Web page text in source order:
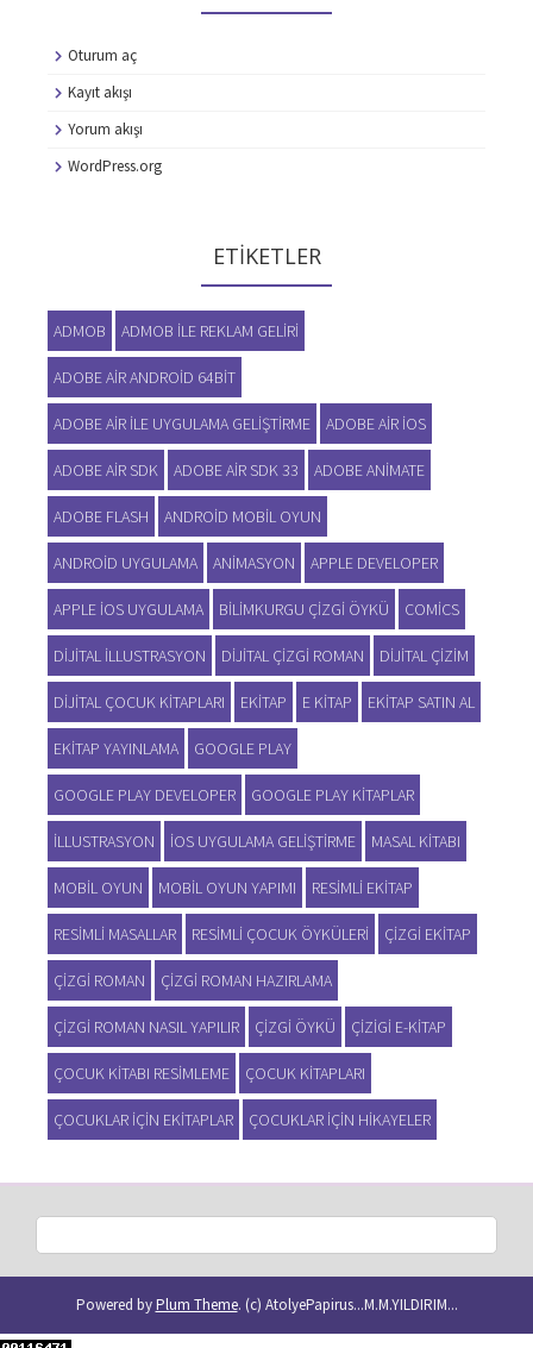
Oturum aç
Kayıt akışı
Yorum akışı
WordPress.org
ETIKETLER
ADMOB ADMOB ILE REKLAM GELIRI
ADOBE AIR ANDROID 64BIT
ADOBE AIR ILE UYGULAMA GELIŞTIRME ADOBE AIR IOS
ADOBE AIR SDK ADOBE AIR SDK 33 ADOBE ANIMATE
ADOBE FLASH ANDROID MOBIL OYUN
ANDROID UYGULAMA ANIMASYON APPLE DEVELOPER
APPLE IOS UYGULAMA BILIMKURGU ÇIZGI ÖYKÜ COMICS
DIJITAL ILLUSTRASYON DIJITAL ÇIZGI ROMAN DIJITAL ÇIZIM
DIJITAL ÇOCUK KITAPLARI EKITAP E KITAP EKITAP SATIN AL
EKITAP YAYINLAMA GOOGLE PLAY
GOOGLE PLAY DEVELOPER GOOGLE PLAY KITAPLAR
ILLUSTRASYON IOS UYGULAMA GELIŞTIRME MASAL KITABI
MOBIL OYUN MOBIL OYUN YAPIMI RESIMLI EKITAP
RESIMLI MASALLAR RESIMLI ÇOCUK ÖYKÜLERI ÇIZGI EKITAP
ÇIZGI ROMAN ÇIZGI ROMAN HAZIRLAMA
ÇIZGI ROMAN NASIL YAPILIR ÇIZGI ÖYKÜ ÇIZIGI E-KITAP
ÇOCUK KITABI RESIMLEME ÇOCUK KITAPLARI
ÇOCUKLAR IÇIN EKITAPLAR ÇOCUKLAR IÇIN HIKAYELER
Powered byPlum Theme. (c) AtolyePapirus...M.M.YILDIRIM...